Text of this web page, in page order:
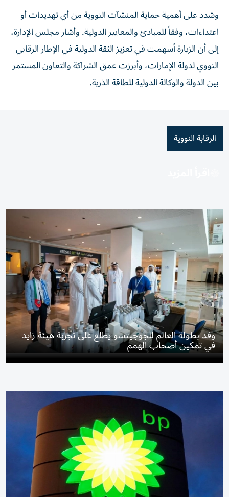
وشدد على أهمية حماية المنشآت النووية من أي تهديدات أو
اعتداءات، وفقاً للمبادئ والمعايير الدولية. وأشار مجلس الإدارة،
إلى أن الزيارة أسهمت في تعزيز الثقة الدولية في الإطار الرقابي
النووي لدولة الإمارات، وأبرزت عمق الشراكة والتعاون المستمر
بين الدولة والوكالة الدولية للطاقة الذرية.
الرقابة النووية
وفد بطولة العالم للجوجيتسو يطلع على تجربة هيئة زايد
في تمكين أصحاب الهمم